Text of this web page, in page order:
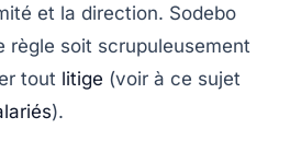
et la direction. Sodebo
règle soit scrupuleusement
tout litige (voir à ce sujet
).